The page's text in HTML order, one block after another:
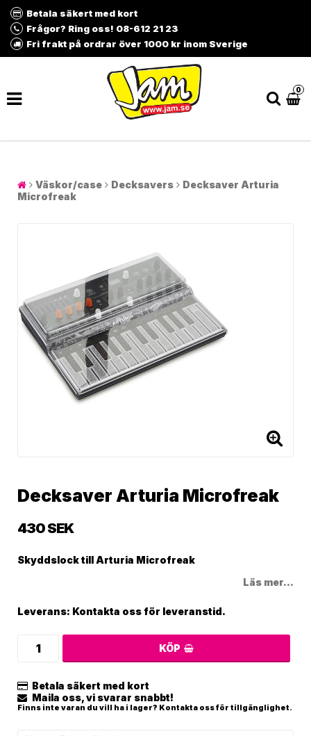
Betala säkert med kort
Frågor? Ring oss! 08-612 21 23
Fri frakt på ordrar över 1000 kr inom Sverige
0
Väskor/case Decksavers
Decksaver Arturia
Microfreak
Decksaver Arturia Microfreak
430 SEK
Skyddslock till Arturia Microfreak
Läs mer...
Leverans: Kontakta oss för leveranstid.
KÖP
Betala säkert med kort
Maila oss, vi svarar snabbt!
Finns inte varan du vill ha i lager? Kontakta oss för tillgänglighet.